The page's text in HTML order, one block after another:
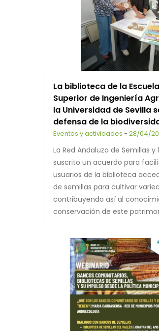
La biblioteca de la
Superior de Ingeniería
la Universidad de Sevilla
defensa de la
Eventos y actividades - 28/04/
La Red Andaluza de Semillas y
suscrito un acuerdo para
usuarios de la biblioteca
de semillas para cultivar
contribuyendo así al
conservación de este